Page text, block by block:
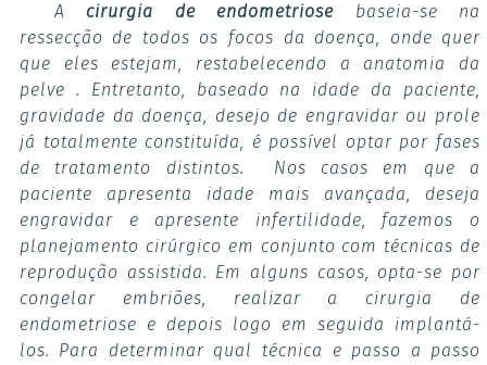
A cirurgia de endometriose baseia-se na
ressecção de todos os focos da doença, onde quer
que eles estejam, restabelecendo a anatomia da
pelve . Entretanto, baseado na idade da paciente,
gravidade da doença, desejo de engravidar ou prole
já totalmente constituída, é possível optar por fases
de tratamento distintos. Nos casos em que a
paciente apresenta idade mais avançada, deseja
engravidar e apresente infertilidade, fazemos o
planejamento cirúrgico em conjunto com técnicas de
reprodução assistida. Em alguns casos, opta-se por
congelar embriões, realizar a cirurgia de
endometriose e depois logo em seguida implantá-
los. Para determinar qual técnica e passo a passo